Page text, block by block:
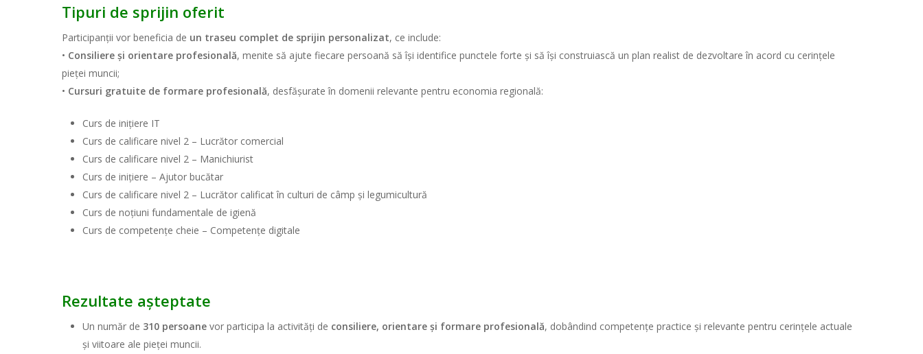
Tipuri de sprijin oferit
Participanții vor beneficia de un traseu complet de sprijin personalizat, ce include:
• Consiliere și orientare profesională, menite să ajute fiecare persoană să își identifice punctele forte și să își construiască un plan realist de dezvoltare în acord cu cerințele
pieței muncii;
• Cursuri gratuite de formare profesională, desfășurate în domenii relevante pentru economia regională:
Curs de inițiere IT
Curs de calificare nivel 2 – Lucrător comercial
Curs de calificare nivel 2 – Manichiurist
Curs de inițiere – Ajutor bucătar
Curs de calificare nivel 2 – Lucrător calificat în culturi de câmp și legumicultură
Curs de noțiuni fundamentale de igienă
Curs de competențe cheie – Competențe digitale
Rezultate așteptate
Un număr de 310 persoane vor participa la activități de consiliere, orientare și formare profesională, dobândind competențe practice și relevante pentru cerințele actuale
și viitoare ale pieței muncii.